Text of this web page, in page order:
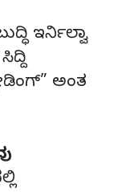
ಇರ್ನಿಲ್ವಾ
ಅಂತ